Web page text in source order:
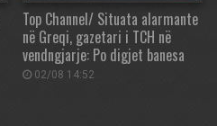
Top Channel/ Situata alarmante
në Greqi, gazetari i TCH në
vendngjarje: Po digjet banesa
02/08 14:52